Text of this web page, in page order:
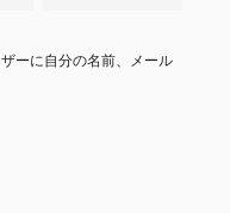
ーに自分の名前、メール